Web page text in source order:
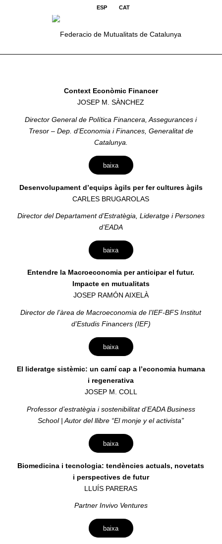
ESP CAT
Context Econòmic Financer
JOSEP M. SÀNCHEZ
Director General de Política Financera, Assegurances i
Tresor – Dep. d’Economia i Finances, Generalitat de
Catalunya.
baixa
Desenvolupament d’equips àgils per fer cultures àgils
CARLES BRUGAROLAS
Director del Departament d’Estratègia, Lideratge i Persones
d’EADA
baixa
Entendre la Macroeconomia per anticipar el futur.
Impacte en mutualitats
JOSEP RAMÓN AIXELÀ
Director de l’àrea de Macroeconomia de l’IEF-BFS Institut
d’Estudis Financers (IEF)
baixa
El lideratge sistèmic: un camí cap a l’economia humana
i regenerativa
JOSEP M. COLL
Professor d’estratègia i sostenibilitat d’EADA Business
School | Autor del llibre “El monje y el activista”
baixa
Biomedicina i tecnologia: tendències actuals, novetats
i perspectives de futur
LLUÍS PARERAS
Partner Invivo Ventures
baixa